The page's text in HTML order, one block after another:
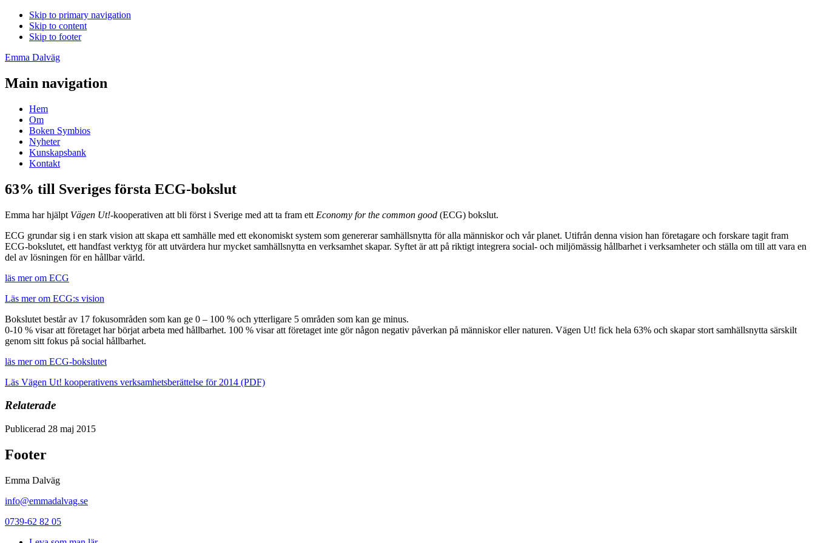
Skip to primary navigation
Skip to content
Skip to footer
Emma Dalväg
Main navigation
Hem
Om
Boken Symbios
Nyheter
Kunskapsbank
Kontakt
63% till Sveriges första ECG-bokslut
Emma har hjälpt Vägen Ut!-kooperativen att bli först i Sverige med att ta fram ett Economy for the common good (ECG) bokslut.
ECG grundar sig i en stark vision att skapa ett samhälle med ett ekonomiskt system som genererar samhällsnytta för alla människor och vår planet. Utifrån denna vision han företagare och forskare tagit fram
ECG-bokslutet, ett handfast verktyg för att utvärdera hur mycket samhällsnytta en verksamhet skapar. Syftet är att på riktigt integrera social- och miljömässig hållbarhet i verksamheter och ställa om till att vara en
del av lösningen för en hållbar värld.
läs mer om ECG
Läs mer om ECG:s vision
Bokslutet består av 17 fokusområden som kan ge 0 – 100 % och ytterligare 5 områden som kan ge minus.
0-10 % visar att företaget har börjat arbeta med hållbarhet. 100 % visar att företaget inte gör någon negativ påverkan på människor eller naturen. Vägen Ut! fick hela 63% och skapar stort samhällsnytta särskilt
genom sitt fokus på social hållbarhet.
läs mer om ECG-bokslutet
Läs Vägen Ut! kooperativens verksamhetsberättelse för 2014 (PDF)
Relaterade
Publicerad 28 maj 2015
Footer
Emma Dalväg
info@emmadalvag.se
0739-62 82 05